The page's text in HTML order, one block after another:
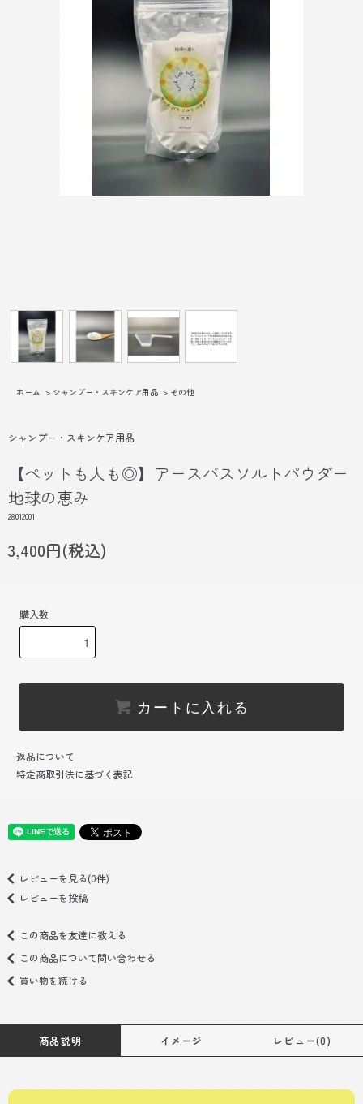
ホーム > シャンプー・スキンケア用品 > その他
シャンプー・スキンケア用品
【ペットも人も◎】アースバスソルトパウダー
地球の恵み
28012001
3,400円(税込)
購入数
カートに入れる
返品について
特定商取引法に基づく表記
レビューを見る(0件)
レビューを投稿
この商品を友達に教える
この商品について問い合わせる
買い物を続ける
商品説明 イメージ レビュー(0)